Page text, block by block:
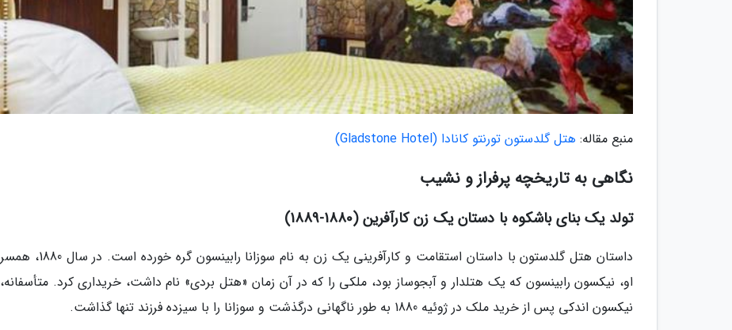
منبع مقاله: هتل گلدستون تورنتو کانادا (Gladstone Hotel)
نگاهی به تاریخچه پرفراز و نشیب
تولد یک بنای باشکوه با دستان یک زن کارآفرین (1880-1889)
داستان هتل گلدستون با داستان استقامت و کارآفرینی یک زن به نام سوزانا رابینسون گره خورده است. در سال 1880، همسر
او، نیکسون رابینسون که یک هتلدار و آبجوساز بود، ملکی را که در آن زمان «هتل بردی» نام داشت، خریداری کرد. متأسفانه،
نیکسون اندکی پس از خرید ملک در ژوئیه 1880 به طور ناگهانی درگذشت و سوزانا را با سیزده فرزند تنها گذاشت.